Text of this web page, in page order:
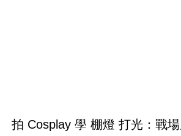
拍 Cosplay 學 棚燈 打光：戰